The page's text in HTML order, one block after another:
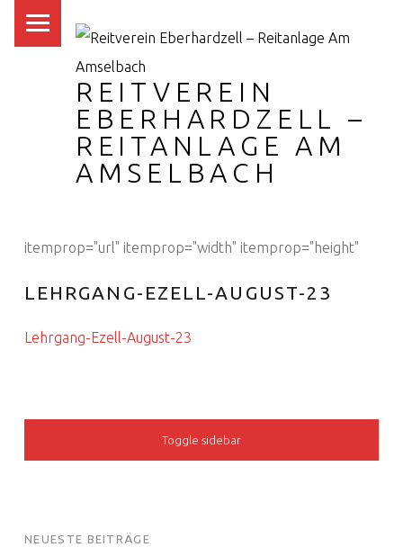
REITVEREIN
EBERHARDZELL –
REITANLAGE AM
AMSELBACH
itemprop="url" itemprop="width" itemprop="height"
LEHRGANG-EZELL-AUGUST-23
Lehrgang-Ezell-August-23
SIDEBAR
Toggle sidebar
FOOTER SIDEBAR
NEUESTE BEITRÄGE